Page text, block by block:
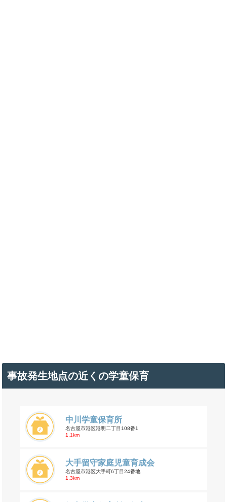
事故発生地点の近くの学童保育
中川学童保育所
名古屋市港区港明二丁目108番1
1.1km
大手留守家庭児童育成会
名古屋市港区大手町6丁目24番地
1.3km